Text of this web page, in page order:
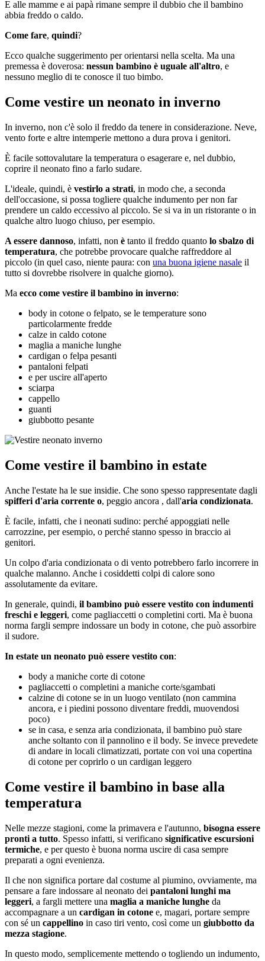
E alle mamme e ai papà rimane sempre il dubbio che il bambino
abbia freddo o caldo.
Come fare, quindi?
Ecco qualche suggerimento per orientarsi nella scelta. Ma una
premessa è doverosa: nessun bambino è uguale all'altro, e
nessuno meglio di te conosce il tuo bimbo.
Come vestire un neonato in inverno
In inverno, non c'è solo il freddo da tenere in considerazione. Neve,
vento forte e altre intemperie mettono a dura prova i genitori.
È facile sottovalutare la temperatura o esagerare e, nel dubbio,
coprire il neonato fino a farlo sudare.
L'ideale, quindi, è vestirlo a strati, in modo che, a seconda
dell'occasione, si possa togliere qualche indumento per non far
prendere un caldo eccessivo al piccolo. Se si va in un ristorante o in
qualche altro luogo chiuso, per esempio.
A essere dannoso, infatti, non è tanto il freddo quanto lo sbalzo di
temperatura, che potrebbe provocare qualche raffreddore al
piccolo (in quel caso, niente paura: con una buona igiene nasale il
tutto si dovrebbe risolvere in qualche giorno).
Ma ecco come vestire il bambino in inverno:
body in cotone o felpato, se le temperature sono
particolarmente fredde
calze in caldo cotone
maglia a maniche lunghe
cardigan o felpa pesanti
pantaloni felpati
e per uscire all'aperto
sciarpa
cappello
guanti
giubbotto pesante
Come vestire il bambino in estate
Anche l'estate ha le sue insidie. Che sono spesso rappresentate dagli
spifferi d'aria corrente o, peggio ancora , dall'aria condizionata.
È facile, infatti, che i neonati sudino: perché appoggiati nelle
carrozzine, per esempio, o perché stanno spesso in braccio ai
genitori.
Un colpo d'aria condizionata o di vento potrebbero farlo incorrere in
qualche malanno. Anche i cosiddetti colpi di calore sono
assolutamente da evitare.
In generale, quindi, il bambino può essere vestito con indumenti
freschi e leggeri, come pagliaccetti o completini corti. Ma è buona
norma fargli sempre indossare un body in cotone, che può assorbire
il sudore.
In estate un neonato può essere vestito con:
body a maniche corte di cotone
pagliaccetti o completini a maniche corte/sgambati
calzine di cotone se in un luogo ventilato (non cammina
ancora, e i piedini possono diventare freddi, muovendosi
poco)
se in casa, e senza aria condizionata, il bambino può stare
anche soltanto con il pannolino e il body. Se invece prevedete
di andare in locali climatizzati, portate con voi una copertina
di cotone per coprirlo o un cardigan leggero
Come vestire il bambino in base alla
temperatura
Nelle mezze stagioni, come la primavera e l'autunno, bisogna essere
pronti a tutto. Spesso infatti, si verificano significative escursioni
termiche, e per questo è buona norma uscire di casa sempre
preparati a ogni evenienza.
Il che non significa portare dal costume al piumino, ovviamente, ma
pensare a fare indossare al neonato dei pantaloni lunghi ma
leggeri, a fargli mettere una maglia a maniche lunghe da
accompagnare a un cardigan in cotone e, magari, portare sempre
con sé un cappellino in caso tiri vento, così come un giubbotto da
mezza stagione.
In questo modo, semplicemente mettendo o togliendo un indumento,